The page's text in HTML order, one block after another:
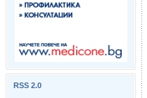
RSS 2.0